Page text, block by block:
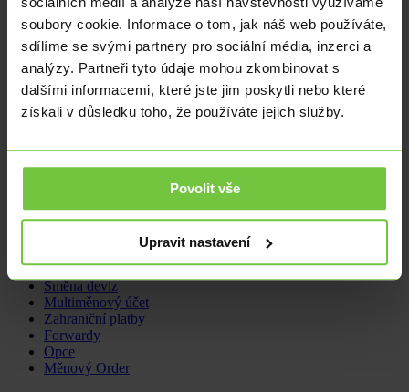
soubory cookie. Informace o tom, jak náš web používáte,
sdílíme se svými partnery pro sociální média, inzerci a
analýzy. Partneři tyto údaje mohou zkombinovat s
dalšími informacemi, které jste jim poskytli nebo které
získali v důsledku toho, že používáte jejich služby.
Povolit vše
Upravit nastavení
vícero zvýšení úrokových sazeb, což by zamezilo rychlejšímu
cenovému růstu. Je dokonce možné, že první utažení měnových
podmínek přijde už o prázdninách a další ve druhé polovině roku.
To bude mít za následek pomalejší tempo růstu cen.
Devizovým trhem se zabývá od roku 2005 a analytické činnosti se
věnuje od roku 2008. Jeho doménou jsou analýzy
makroekonomických údajů, mezinárodní politika a jeho komentáře
přebírají domácí média.
Směna deviz
Multiměnový účet
Zahraniční platby
Forwardy
Opce
Měnový Order